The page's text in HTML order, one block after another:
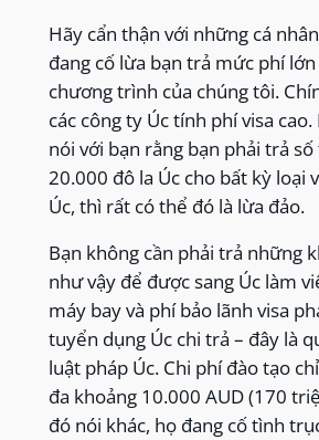
Hãy cẩn thận với những cá
đang cố lừa bạn trả mức phí
chương trình của chúng tôi.
các công ty Úc tính phí visa
nói với bạn rằng bạn phải trả
20.000 đô la Úc cho bất kỳ loại
Úc, thì rất có thể đó là lừa đảo.
Bạn không cần phải trả những
như vậy để được sang Úc làm
máy bay và phí bảo lãnh visa
tuyển dụng Úc chi trả – đây là
luật pháp Úc. Chi phí đào tạo
đa khoảng 10.000 AUD (170
đó nói khác, họ đang cố tình